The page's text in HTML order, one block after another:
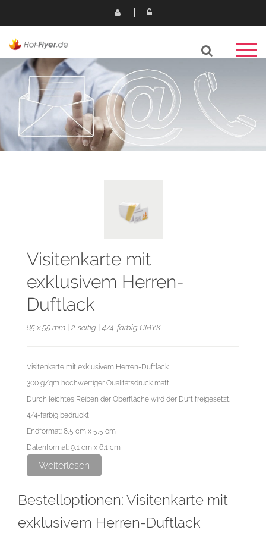
Visitenkarte mit
exklusivem Herren-
Duftlack
85 x 55 mm | 2-seitig | 4/4-farbig CMYK
Visitenkarte mit exklusivem Herren-Duftlack
300 g/qm hochwertiger Qualitätsdruck matt
Durch leichtes Reiben der Oberfläche wird der Duft freigesetzt.
4/4-farbig bedruckt
Endformat: 8,5 cm x 5,5 cm
Datenformat: 9,1 cm x 6,1 cm
Zeitfenster kann sich je nach Witterung und Sonneneinstrahlung
Weiterlesen
Bestelloptionen: Visitenkarte mit
exklusivem Herren-Duftlack